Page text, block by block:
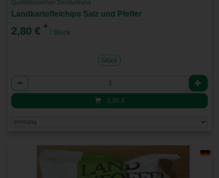
Qualitätszeichen Deutschland
Landkartoffelchips Salz und Pfeffer
2,80 € * / Stück
Stück
Anzahl
2,80 €